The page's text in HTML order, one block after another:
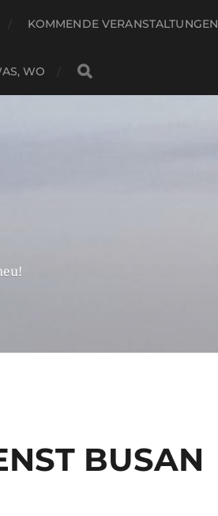
KOMMENDE VERANSTALTUNGEN
WO
BUSAN